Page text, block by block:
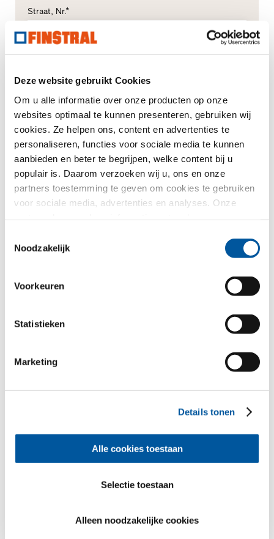
Deze website gebruikt Cookies
Om u alle informatie over onze producten op onze
websites optimaal te kunnen presenteren, gebruiken wij
cookies. Ze helpen ons, content en advertenties te
personaliseren, functies voor sociale media te kunnen
aanbieden en beter te begrijpen, welke content bij u
populair is. Daarom verzoeken wij u, ons en onze
partners toestemming te geven om cookies te gebruiken
voor sociale media, advertenties en analyses. Onze
kader van uw gebruik van de diensten hebben
Noodzakelijk
Voorkeuren
Statistieken
Marketing
Details tonen
Alle cookies toestaan
Selectie toestaan
Alleen noodzakelijke cookies
Straat, Nr.*
Land*
Kiezen
Selectie CAD-data voor vleugelvarianten
FIN-Window Vast raam 77
Stuur mij a.u.b. de volgende CAD-details toe*